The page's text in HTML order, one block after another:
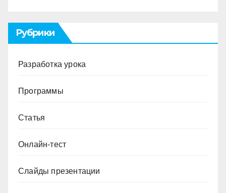
Рубрики
Разработка урока
Программы
Статья
Онлайн-тест
Слайды презентации